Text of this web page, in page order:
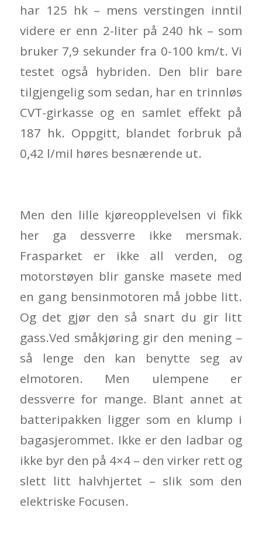
har 125 hk – mens verstingen inntil
videre er enn 2-liter på 240 hk – som
bruker 7,9 sekunder fra 0-100 km/t. Vi
testet også hybriden. Den blir bare
tilgjengelig som sedan, har en trinnløs
CVT-girkasse og en samlet effekt på
187 hk. Oppgitt, blandet forbruk på
0,42 l/mil høres besnærende ut.
Men den lille kjøreopplevelsen vi fikk
her ga dessverre ikke mersmak.
Frasparket er ikke all verden, og
motorstøyen blir ganske masete med
en gang bensinmotoren må jobbe litt.
Og det gjør den så snart du gir litt
gass.Ved småkjøring gir den mening –
så lenge den kan benytte seg av
elmotoren. Men ulempene er
dessverre for mange. Blant annet at
batteripakken ligger som en klump i
bagasjerommet. Ikke er den ladbar og
ikke byr den på 4×4 – den virker rett og
slett litt halvhjertet – slik som den
elektriske Focusen.